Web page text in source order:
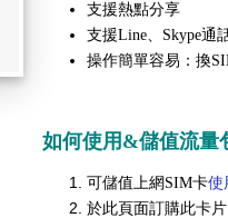
支援熱點分享
支援Line、Skype通
操作簡單容易： 換
如何使用&儲值流量
可儲值上網SIM卡使
於此頁面訂購此卡片